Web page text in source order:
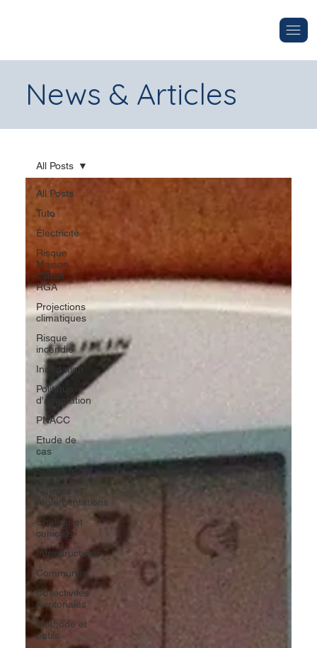
News & Articles
All Posts
Tuto
Électricité
Risque
Maison
Climat
RGA
Projections
climatiques
Risque
incendie
Inondation
Politique
d'adaptation
PNACC
Etude de
cas
Submersion
réglementations
Chaleur et
canicule
Infrastructures
Communes
Collectivités
territoriales
Méthode et
outils
All Posts